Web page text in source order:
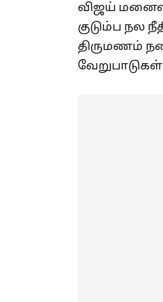
விஜய்
குடும்ப நல
திருமணம்
வேறுபாடுகள்